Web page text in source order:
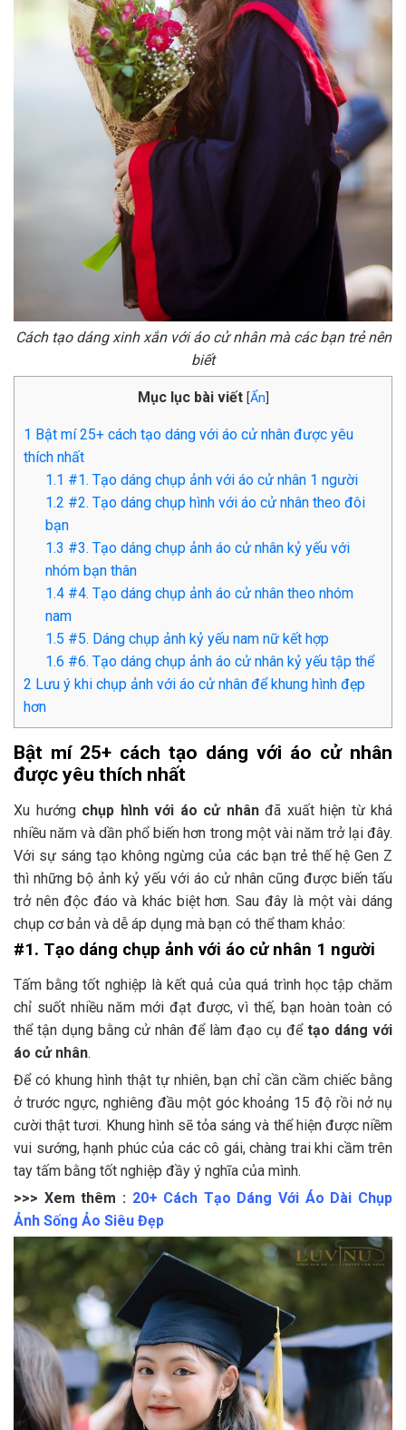
Cách tạo dáng xinh xắn với áo cử nhân mà các bạn trẻ nên
biết
Mục lục bài viết [Ẩn
1 Bật mí 25+ cách tạo dáng với áo cử nhân được yêu
thích nhất
1.1 #1. Tạo dáng chụp ảnh với áo cử nhân 1 người
1.2 #2. Tạo dáng chụp hình với áo cử nhân theo đôi
bạn
1.3 #3. Tạo dáng chụp ảnh áo cử nhân kỷ yếu với
nhóm bạn thân
1.4 #4. Tạo dáng chụp ảnh áo cử nhân theo nhóm
nam
1.5 #5. Dáng chụp ảnh kỷ yếu nam nữ kết hợp
1.6 #6. Tạo dáng chụp ảnh áo cử nhân kỷ yếu tập thể
2 Lưu ý khi chụp ảnh với áo cử nhân để khung hình đẹp
hơn
Bật mí 25+ cách tạo dáng với áo cử nhân
được yêu thích nhất
Xu hướng chụp hình với áo cử nhân đã xuất hiện từ khá
nhiều năm và dần phổ biến hơn trong một vài năm trở lại đây.
Với sự sáng tạo không ngừng của các bạn trẻ thế hệ Gen Z
thì những bộ ảnh kỷ yếu với áo cử nhân cũng được biến tấu
trở nên độc đáo và khác biệt hơn. Sau đây là một vài dáng
chụp cơ bản và dễ áp dụng mà bạn có thể tham khảo:
#1. Tạo dáng chụp ảnh với áo cử nhân 1 người
Tấm bằng tốt nghiệp là kết quả của quá trình học tập chăm
chỉ suốt nhiều năm mới đạt được, vì thế, bạn hoàn toàn có
thể tận dụng bằng cử nhân để làm đạo cụ đểtạo dáng với
áo cử nhân.
Để có khung hình thật tự nhiên, bạn chỉ cần cầm chiếc bằng
ở trước ngực, nghiêng đầu một góc khoảng 15 độ rồi nở nụ
cười thật tươi. Khung hình sẽ tỏa sáng và thể hiện được niềm
vui sướng, hạnh phúc của các cô gái, chàng trai khi cầm trên
tay tấm bằng tốt nghiệp đầy ý nghĩa của mình.
>>> Xem thêm : 20+ Cách Tạo Dáng Với Áo Dài Chụp
Ảnh Sống Ảo Siêu Đẹp